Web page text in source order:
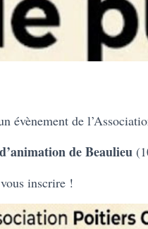
évènement de
de Beaulieu
inscrire !